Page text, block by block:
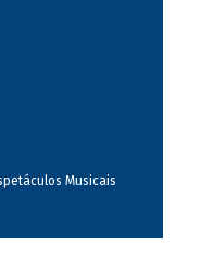
Musicais